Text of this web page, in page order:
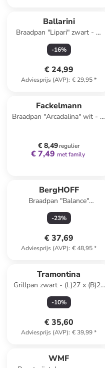
Ballarini
Braadpan "Lipari" zwart - Ø
20 cm
-16%
€ 24,99
Adviesprijs (AVP): € 29,95*
Fackelmann
Braadpan "Arcadalina" wit - Ø
€ 8,49regulier
€ 7,49 met family
BergHOFF
Braadpan "Balance"
crème/groen - Ø 28 cm
-23%
€ 37,69
Adviesprijs (AVP): € 48,95*
Tramontina
Grillpan zwart - (L)27 x (B)27
cm
-10%
€ 35,60
Adviesprijs (AVP): € 39,99*
WMF